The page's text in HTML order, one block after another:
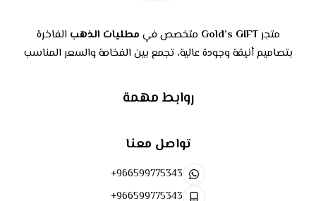
متجرGold’s GIFT متخصص في مطليات الذهب الفاخرة
بتصاميم أنيقة وجودة عالية، تجمع بين الفخامة والسعر المناسب
روابط مهمة
تواصل معنا
+966599775343
+966599775343